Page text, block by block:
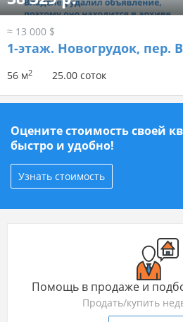
≈ 13 000 $
1-этаж. Новогрудок, пер.
56 м2 25.00 соток
Оцените стоимость своей
быстро и удобно!
Узнать стоимость
Помощь в продаже и
Продать/купить